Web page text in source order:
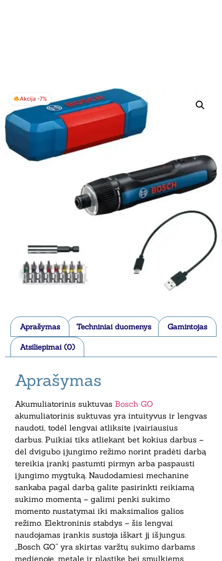
Akcija -7%
Aprašymas Techniniai duomenys Gamintojas
Atsiliepimai (0)
Aprašymas
Akumuliatorinis suktuvas Bosch GO
akumuliatorinis suktuvas yra intuityvus ir lengvas
naudoti, todėl lengvai atliksite įvairiausius
darbus. Puikiai tiks atliekant bet kokius darbus –
dėl dvigubo įjungimo režimo norint pradėti darbą
tereikia įrankį pastumti pirmyn arba paspausti
įjungimo mygtuką. Naudodamiesi mechanine
sankaba pagal darbą galite pasirinkti reikiamą
sukimo momentą – galimi penki sukimo
momento nustatymai iki maksimalios galios
režimo. Elektroninis stabdys – šis lengvai
naudojamas įrankis sustoja iškart jį išjungus.
„Bosch GO“ yra skirtas varžtų sukimo darbams
medienoje, metale ir plastike bei smulkiems